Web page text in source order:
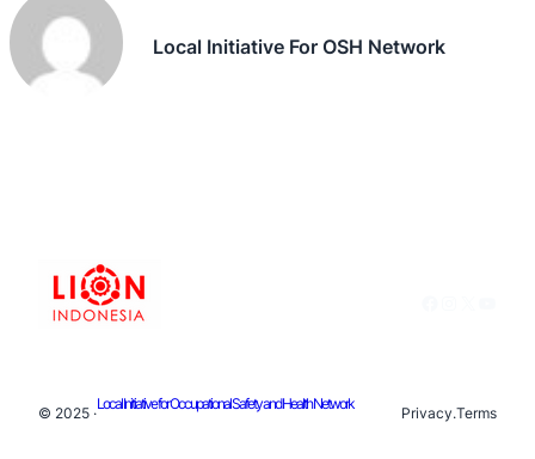
Local Initiative For OSH Network
© 2025 ·
Local Initiative for Occupational Safety and Health Network
Privacy.Terms